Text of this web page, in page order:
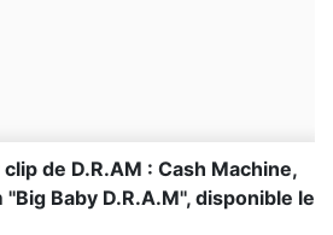
de D.R.AM : Cash Machine,
Baby D.R.A.M'', disponible le